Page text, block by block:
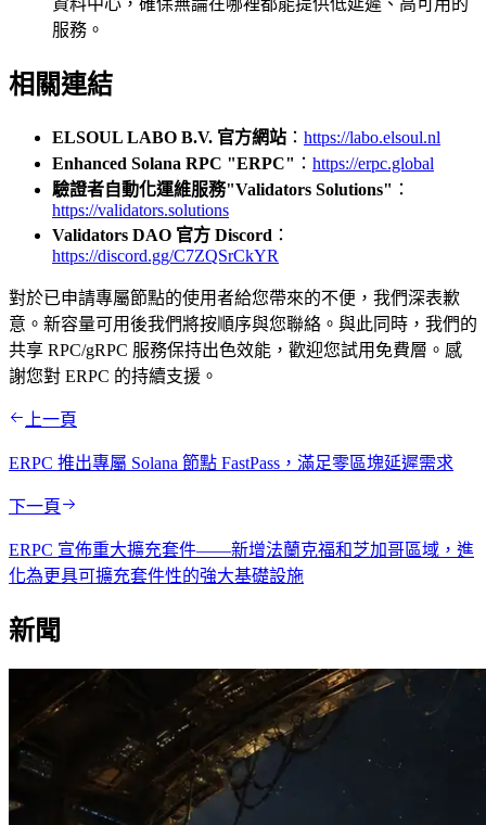
資料中心，確保無論在哪裡都能提供低延遲、高可用的
服務。
相關連結
ELSOUL LABO B.V. 官方網站 ： https://labo.elsoul.nl
Enhanced Solana RPC "ERPC" ： https://erpc.global
驗證者自動化運維服務"Validators Solutions" ：
https://validators.solutions
Validators DAO 官方 Discord ：
https://discord.gg/C7ZQSrCkYR
對於已申請專屬節點的使用者給您帶來的不便，我們深表歉
意。新容量可用後我們將按順序與您聯絡。與此同時，我們的
共享 RPC/gRPC 服務保持出色效能，歡迎您試用免費層。感
謝您對 ERPC 的持續支援。
上一頁
ERPC 推出專屬 Solana 節點 FastPass，滿足零區塊延遲需求
下一頁
ERPC 宣佈重大擴充套件——新增法蘭克福和芝加哥區域，進
化為更具可擴充套件性的強大基礎設施
新聞